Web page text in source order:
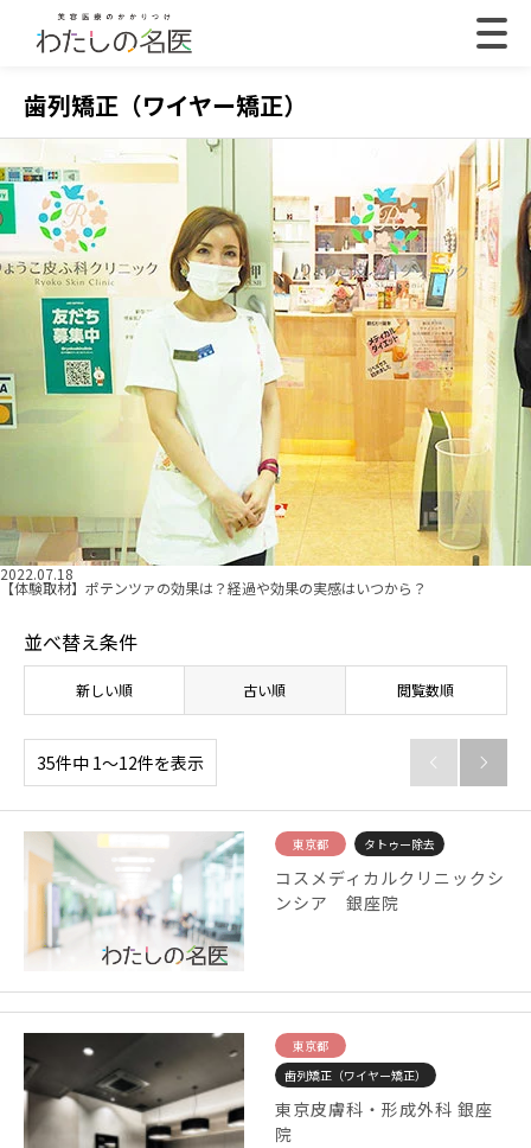
歯列矯正（ワイヤー矯正）
2022.07.18
【体験取材】ポテンツァの効果は？経過や効果の実感はいつから？
並べ替え条件
新しい順 古い順 閲覧数順
35件中 1〜12件を表示  
東京都 タトゥー除去
コスメディカルクリニックシ
ンシア 銀座院
東京都
歯列矯正（ワイヤー矯正）
東京皮膚科・形成外科 銀座
院